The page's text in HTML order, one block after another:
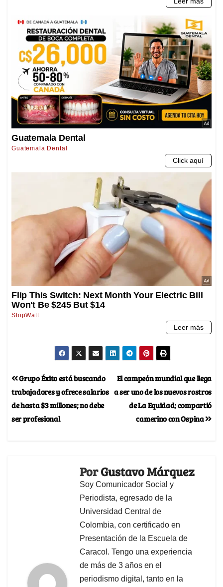
El campeón mundial que llega
a ser uno de los nuevos rostros
de La Equidad; compartió
camerino con Ospina
Grupo Éxito está buscando
trabajadores y ofrece salarios
de hasta $3 millones; no debe
ser profesional
PorGustavo Márquez
Soy Comunicador Social y
Periodista, egresado de la
Universidad Central de
Colombia, con certificado en
Presentación de la Escuela de
Caracol. Tengo una experiencia
de más de 3 años en el
periodismo digital, tanto en la